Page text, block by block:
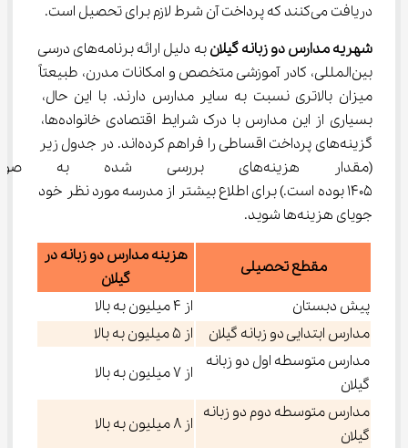
دریافت می‌کنند که پرداخت آن شرط لازم برای تحصیل است.
شهریه مدارس دو زبانه گیلان
به دلیل ارائه برنامه‌های درسی
بین‌المللی، کادر آموزشی متخصص و امکانات مدرن، طبیعتاً
میزان بالاتری نسبت به سایر مدارس دارند. با این حال،
بسیاری از این مدارس با درک شرایط اقتصادی خانواده‌ها،
گزینه‌های پرداخت اقساطی را فراهم کرده‌اند. در جدول زیر
(مقدار هزینه‌های بررسی شده
1405 بوده است.) برای اطلاع بیشتر از مدرسه مورد نظر خود
جویای هزینه‌ها شوید.
مقطع تحصیلی
هزینه مدارس دو زبانه در
گیلان
پیش دبستان
از ۴ میلیون به بالا
مدارس ابتدایی دو زبانه گیلان
از ۵ میلیون به بالا
مدارس متوسطه اول دو زبانه
گیلان
از ۷ میلیون به بالا
مدارس متوسطه دوم دو زبانه
گیلان
از ۸ میلیون به بالا